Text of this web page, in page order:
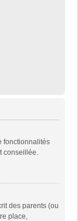
fonctionnalités
conseillée.
des parents (ou
place,